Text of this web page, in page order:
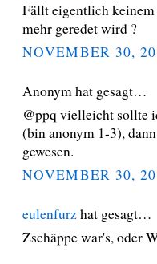
Fällt eigentlich
mehr geredet wird ?
NOVEMBER 30,
Anonym hat gesagt…
@ppq vielleicht sollte
(bin anonym 1-3),
gewesen.
NOVEMBER 30,
eulenfurzhat gesagt…
Zschäppe war's, oder